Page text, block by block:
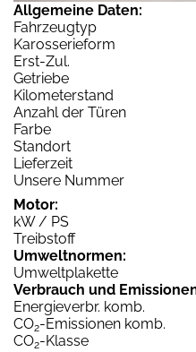
Allgemeine Daten:
Fahrzeugtyp
Karosserieform
Erst-Zul.
Getriebe
Kilometerstand
Anzahl der Türen
Farbe
Standort
Lieferzeit
Unsere Nummer
Motor:
kW / PS
Treibstoff
Umweltnormen:
Umweltplakette
Verbrauch und
Energieverbr. komb.
CO2-Emissionen komb.
CO2-Klasse